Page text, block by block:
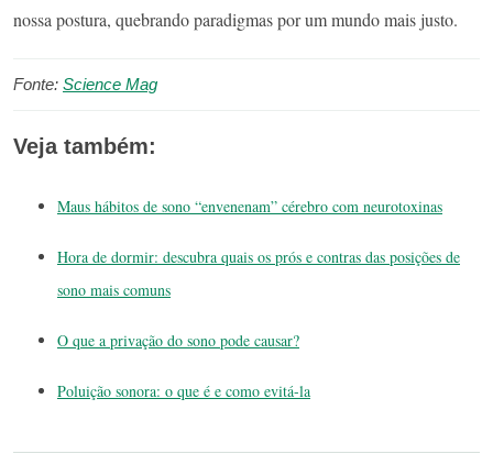
nossa postura, quebrando paradigmas por um mundo mais justo.
Fonte: Science Mag
Veja também:
Maus hábitos de sono “envenenam” cérebro com neurotoxinas
Hora de dormir: descubra quais os prós e contras das posições de
sono mais comuns
O que a privação do sono pode causar?
Poluição sonora: o que é e como evitá-la